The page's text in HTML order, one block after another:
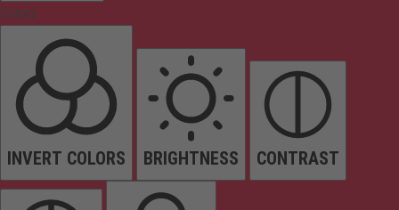
Colors
INVERT COLORS BRIGHTNESS CONTRAST